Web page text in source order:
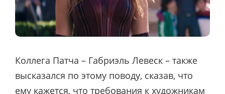
Коллега Патча – Габриэль Левеск – также
высказался по этому поводу, сказав, что
ему кажется, что требования к художникам